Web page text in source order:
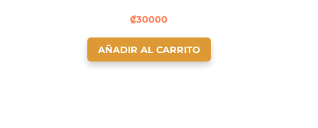
₡30000
AÑADIR AL CARRITO